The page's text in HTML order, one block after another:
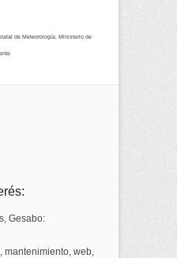
de Meteorología. Ministerio de
Gesabo:
mantenimiento, web,